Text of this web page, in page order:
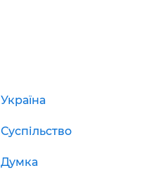
Україна
Суспільство
Думка